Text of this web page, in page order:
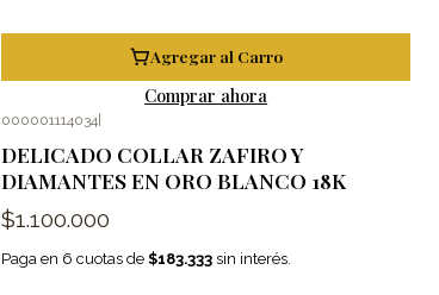
Agregar al Carro
Comprar ahora
000001114034
DELICADO COLLAR ZAFIRO Y
DIAMANTES EN ORO BLANCO 18K
$1.100.000
Paga en 6 cuotas de$183.333 sin interés.